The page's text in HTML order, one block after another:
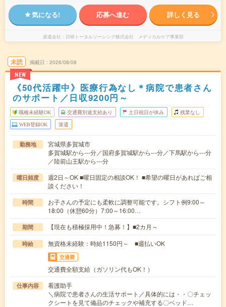
気になる! 応募へ進む 詳しく見る
派遣会社 日研トータルソーシング株式会社 メディカルケア事業部
未読
NEW
掲載日 2026/08/08
《50代活躍中》医療行為なし＊病院で患者さん
のサポート／日収9200円～
職種未経験OK 交通費別途支給あり 土日祝日が休み 残業なし
WEB登録OK 派遣
勤務地
宮城県多賀城市
多賀城駅から---分／国府多賀城駅から---分／下馬駅から---分
／陸前山王駅から---分
曜日頻度
週2日～OK ■曜日固定の相談OK！ ■希望の曜日があればご相
談ください！
時間
お子さんの予定にも柔軟に調整可能です。シフト例9:00～
18:00（休憩60分）7:00～16:00…
期間 【現在も積極採用中！急募！】■2カ月～
時給 無資格未経験：時給1150円～ ■週払いOK
交通費
交通費全額支給（ガソリン代もOK！）
仕事内容
看護助手
＼病院で患者さんの生活サポート／具体的には・・〇チェッ
クシートを見て備品のチェックや補充する〇ベッド…